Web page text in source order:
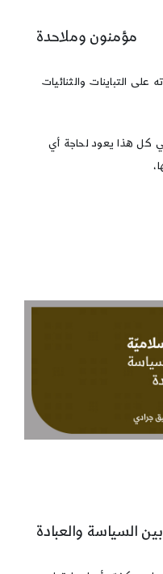
مؤمنون وملاحدة
على التباينات والثنائيات
هذا يعود لحاجة أي
السياسة والعبادة